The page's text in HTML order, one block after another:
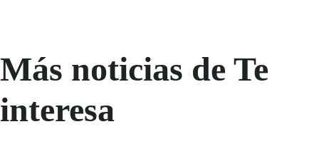
Más noticias de Te
interesa